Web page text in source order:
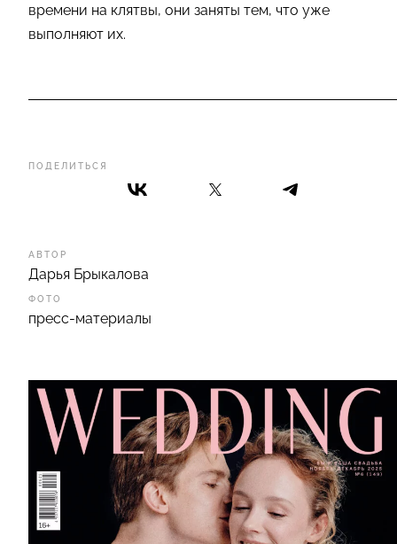
ПОДЕЛИТЬСЯ
АВТОР
Дарья Брыкалова
ФОТО
пресс-материалы
времени на клятвы, они заняты тем, что уже
выполняют их.